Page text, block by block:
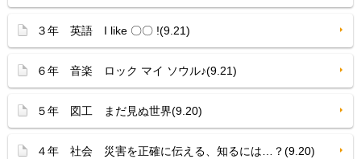
３年 英語 I like 〇〇 !(9.21)
６年 音楽 ロック マイ ソウル♪(9.21)
５年 図工 まだ見ぬ世界(9.20)
４年 社会 災害を正確に伝える、知るには…？(9.20)